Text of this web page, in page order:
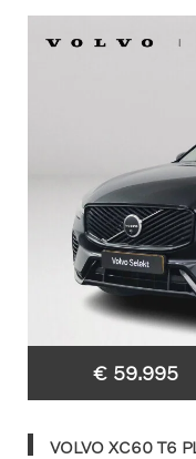
€ 59.995
VOLVO XC60 T6